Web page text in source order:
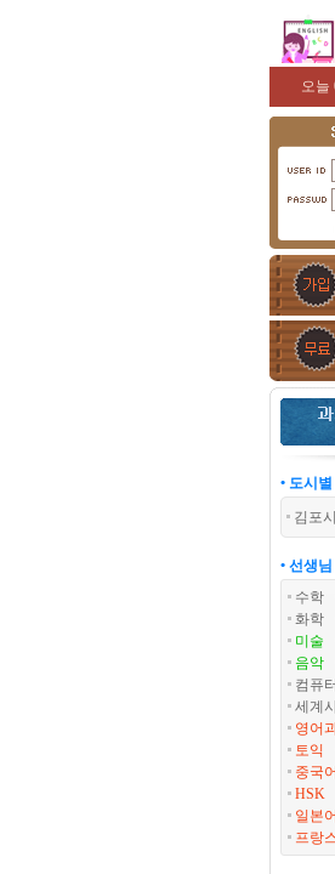
오늘
• 도시
김포시
• 선생
수학
화학
미술
음악
컴퓨터
세계
영어
토익
중국어
HSK
일본
프랑